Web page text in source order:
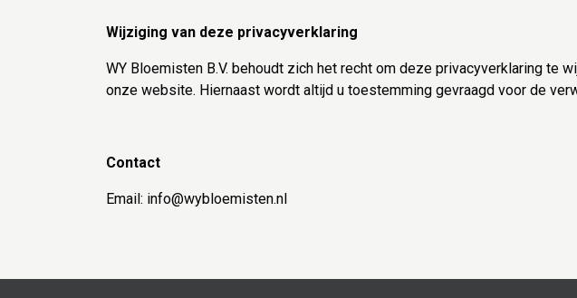
Wijziging van deze privacyverklaring
WY Bloemisten B.V. behoudt zich het recht om deze privacyverklaring te
onze website. Hiernaast wordt altijd u toestemming gevraagd voor de
Contact
Email: info@wybloemisten.nl